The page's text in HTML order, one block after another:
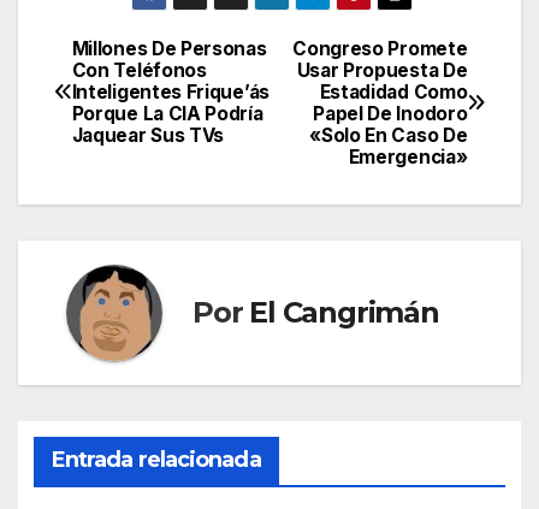
Navegación
de
entradas
Congreso Promete
Usar Propuesta De
Estadidad Como
Papel De Inodoro
«Solo En Caso De
Emergencia»
Millones De Personas
Con Teléfonos
Inteligentes Frique’ás
Porque La CIA Podría
Jaquear Sus TVs
Por El Cangrimán
Entrada relacionada